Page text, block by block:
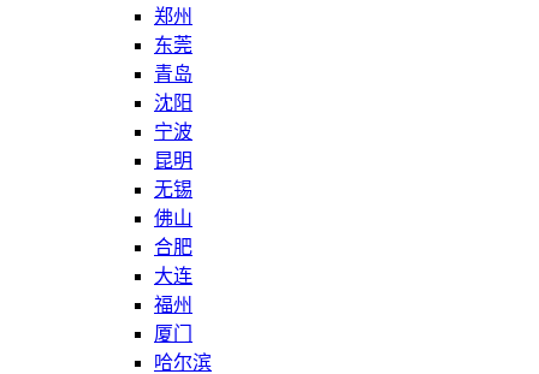
郑州
东莞
青岛
沈阳
宁波
昆明
无锡
佛山
合肥
大连
福州
厦门
哈尔滨